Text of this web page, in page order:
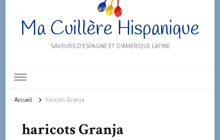
Ma Cuillère Hispanique
SAVEURS D'ESPAGNE ET D'AMERIQUE LATINE
Accueil haricots Granja
haricots Granja